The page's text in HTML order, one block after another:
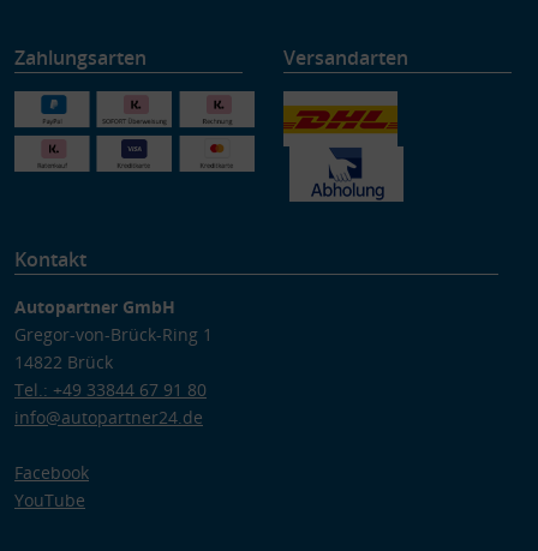
Zahlungsarten Versandarten
Kontakt
Autopartner GmbH
Gregor-von-Brück-Ring 1
14822 Brück
Tel.: +49 33844 67 91 80
info@autopartner24.de
Facebook
YouTube